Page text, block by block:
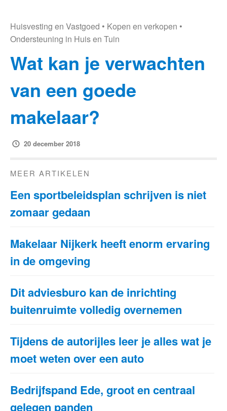
Huisvesting en Vastgoed • Kopen en verkopen •
Ondersteuning in Huis en Tuin
Wat kan je verwachten
van een goede
makelaar?
20 december 2018
MEER ARTIKELEN
Een sportbeleidsplan schrijven is niet
zomaar gedaan
Makelaar Nijkerk heeft enorm ervaring
in de omgeving
Dit adviesburo kan de inrichting
buitenruimte volledig overnemen
Tijdens de autorijles leer je alles wat je
moet weten over een auto
Bedrijfspand Ede, groot en centraal
gelegen panden